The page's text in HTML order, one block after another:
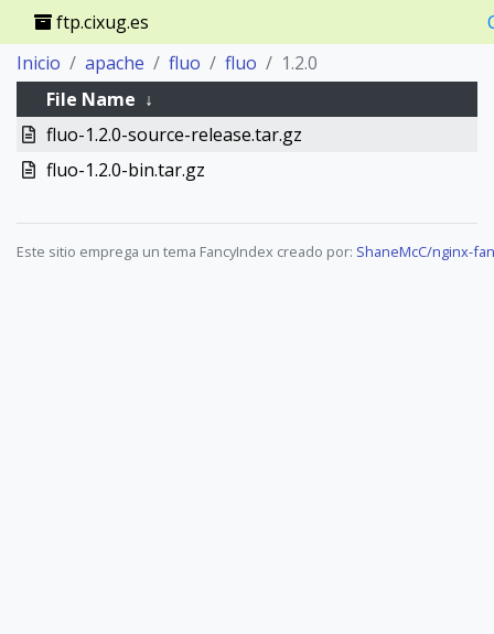
ftp.cixug.es
Inicio
apache fluo fluo
1.2.0
File Name ↓
fluo-1.2.0-source-release.tar.gz
fluo-1.2.0-bin.tar.gz
Este sitio emprega un tema FancyIndex creado por: ShaneMcC/nginx-